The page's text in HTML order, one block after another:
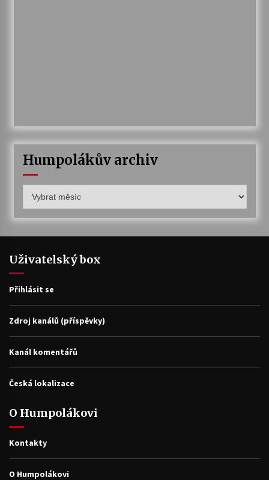
Humpolákův archiv
archiv
Uživatelský box
Přihlásit se
Zdroj kanálů (příspěvky)
Kanál komentářů
Česká lokalizace
O Humpolákovi
Kontakty
O Humpolákovi